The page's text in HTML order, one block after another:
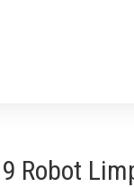
Robot